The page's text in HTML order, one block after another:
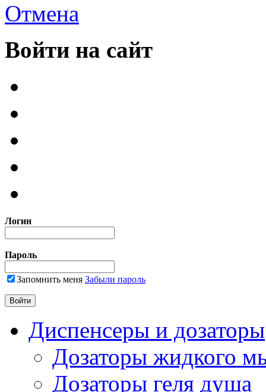
Отмена
Войти на сайт
Логин
Пароль
Запомнить меня Забыли пароль
Диспенсеры и дозаторы
Дозаторы жидкого
Дозаторы геля душа